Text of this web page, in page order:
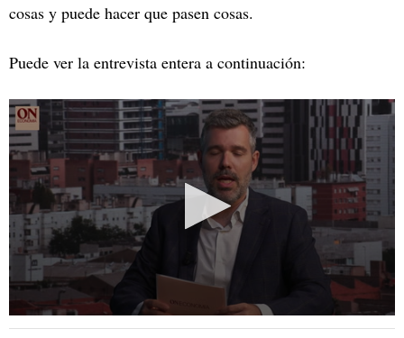
cosas y puede hacer que pasen cosas.
Puede ver la entrevista entera a continuación: